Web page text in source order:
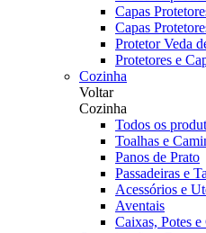
Capas
Capas
Protetor Veda
Protetores e
Cozinha
Voltar
Cozinha
Todos os
Toalhas e
Panos de Prato
Passadeiras e
Acessórios e
Aventais
Caixas, Potes e